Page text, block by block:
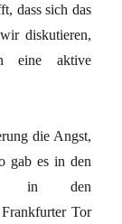
dass sich das
diskutieren,
eine aktive
die Angst,
gab es in den
in den
Tor